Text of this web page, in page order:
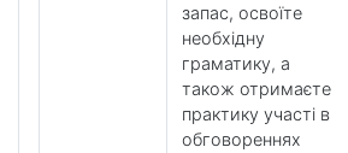
запас, освоїте
необхідну
граматику, а
також отримаєте
практику участі в
обговореннях